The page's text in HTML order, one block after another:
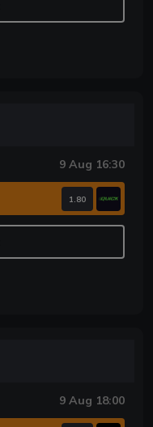
9 Aug 16:30
1.80
9 Aug 18:00